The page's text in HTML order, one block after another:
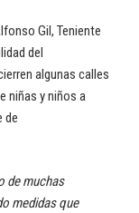
Gil, Teniente
del
algunas calles
niñas y niños a
de
de muchas
medidas que